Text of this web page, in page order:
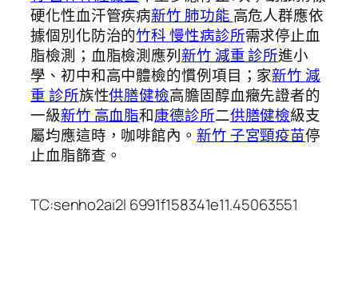
硬化性血汗管疾病新竹 肺功能 高危人群應依
據個別化防治的竹科 慢性病診所需求停止血
脂檢測；血脂檢測應列新竹 減重 診所進小
學、初中和高中體檢的慣例項目；家新竹 減
重 診所族性供膳健檢高膽固醇血癥先證者的
一級新竹 高血脂和康德診所二供膳健檢級支
屬均應這時，咖啡館內。 新竹 子宮頸疫苗停
止血脂篩查。
TC:senho2ai2l 6991f158341e11.45063551